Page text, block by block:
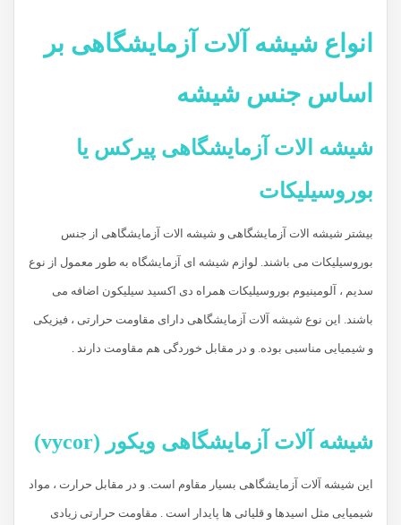
انواع شیشه آلات آزمایشگاهی بر
اساس جنس شیشه
شیشه الات آزمایشگاهی پیرکس یا
بوروسیلیکات
بیشتر شیشه الات آزمایشگاهی و شیشه الات آزمایشگاهی از جنس
بوروسیلیکات می باشند. لوازم شیشه ای آزمایشگاه به طور معمول از نوع
سدیم ، آلومینیوم بوروسیلیکات همراه دی اکسید سیلیکون اضافه می
باشند. این نوع شیشه آلات آزمایشگاهی دارای مقاومت حرارتی ، فیزیکی
و شیمیایی مناسبی بوده. و در مقابل خوردگی هم مقاومت دارند .
شیشه آلات آزمایشگاهی ویکور (vycor)
این شیشه آلات آزمایشگاهی بسیار مقاوم است. و در مقابل حرارت ، مواد
شیمیایی مثل اسیدها و قلیائی ها پایدار است . مقاومت حرارتی زیادی